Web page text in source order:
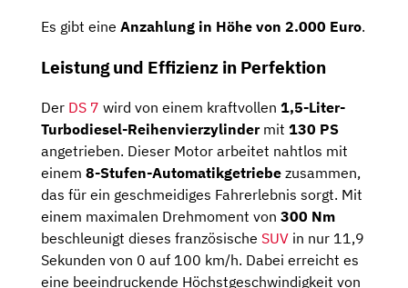
Es gibt eine Anzahlung in Höhe von 2.000 Euro.
Leistung und Effizienz in Perfektion
Der DS 7 wird von einem kraftvollen 1,5-Liter-
Turbodiesel-Reihenvierzylindermit 130 PS
angetrieben. Dieser Motor arbeitet nahtlos mit
einem 8-Stufen-Automatikgetriebe zusammen,
das für ein geschmeidiges Fahrerlebnis sorgt. Mit
einem maximalen Drehmoment von 300 Nm
beschleunigt dieses französische SUV in nur 11,9
Sekunden von 0 auf 100 km/h. Dabei erreicht es
eine beeindruckende Höchstgeschwindigkeit von